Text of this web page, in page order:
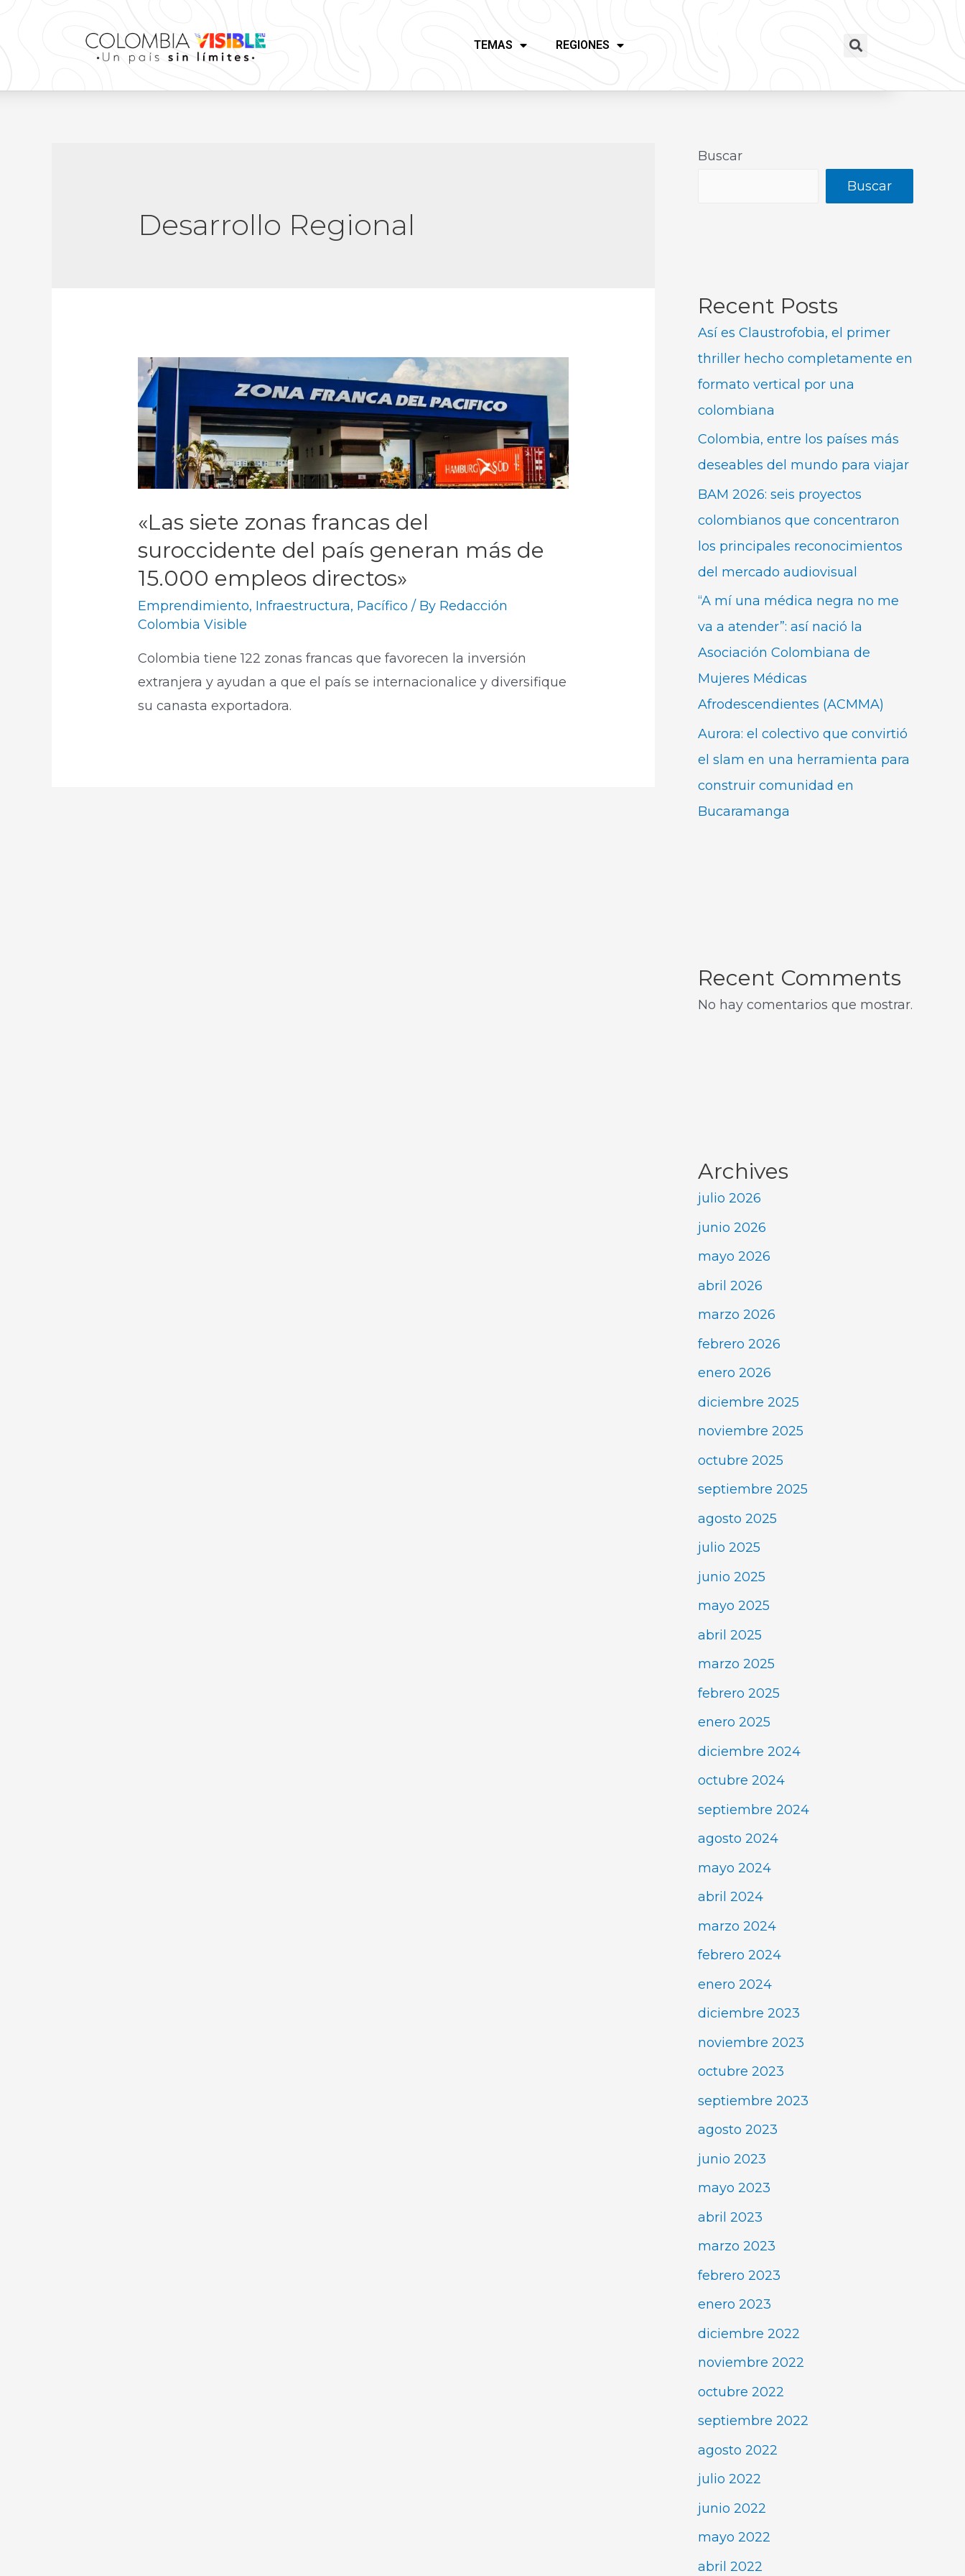
TEMAS REGIONES
Desarrollo Regional
«Las siete zonas francas del
suroccidente del país generan más de
15.000 empleos directos»
Emprendimiento, Infraestructura, Pacífico / By Redacción
Colombia Visible
Colombia tiene 122 zonas francas que favorecen la inversión
extranjera y ayudan a que el país se internacionalice y diversifique
su canasta exportadora.
Buscar
Buscar
Recent Posts
Así es Claustrofobia, el primer
thriller hecho completamente en
formato vertical por una
colombiana
Colombia, entre los países más
deseables del mundo para viajar
BAM 2026: seis proyectos
colombianos que concentraron
los principales reconocimientos
del mercado audiovisual
“A mí una médica negra no me
va a atender”: así nació la
Asociación Colombiana de
Mujeres Médicas
Afrodescendientes (ACMMA)
Aurora: el colectivo que convirtió
el slam en una herramienta para
construir comunidad en
Bucaramanga
Recent Comments
No hay comentarios que mostrar.
Archives
julio 2026
junio 2026
mayo 2026
abril 2026
marzo 2026
febrero 2026
enero 2026
diciembre 2025
noviembre 2025
octubre 2025
septiembre 2025
agosto 2025
julio 2025
junio 2025
mayo 2025
abril 2025
marzo 2025
febrero 2025
enero 2025
diciembre 2024
octubre 2024
septiembre 2024
agosto 2024
mayo 2024
abril 2024
marzo 2024
febrero 2024
enero 2024
diciembre 2023
noviembre 2023
octubre 2023
septiembre 2023
agosto 2023
junio 2023
mayo 2023
abril 2023
marzo 2023
febrero 2023
enero 2023
diciembre 2022
noviembre 2022
octubre 2022
septiembre 2022
agosto 2022
julio 2022
junio 2022
mayo 2022
abril 2022